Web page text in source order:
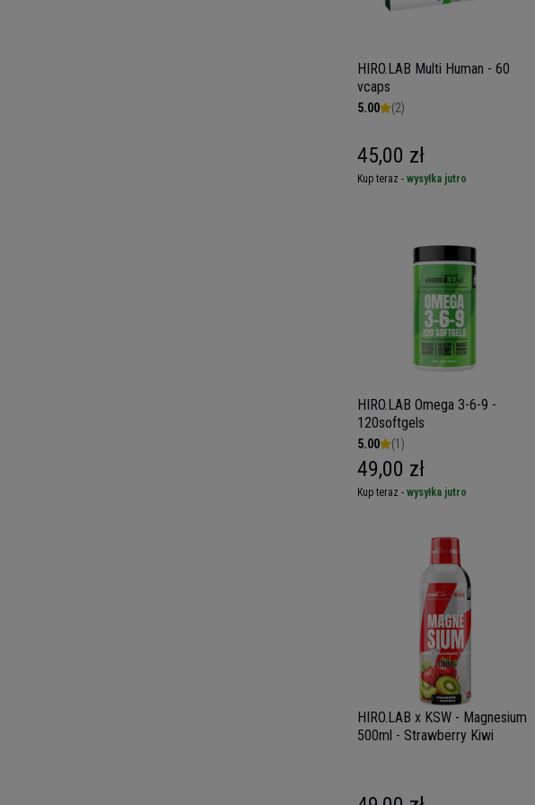
HIRO.LAB Multi Human - 60
vcaps
5.00 (2)
45,00 zł
Kup teraz - wysyłka jutro
HIRO.LAB Omega 3-6-9 -
120softgels
5.00 (1)
49,00 zł
Kup teraz - wysyłka jutro
HIRO.LAB x KSW - Magnesium
500ml - Strawberry Kiwi